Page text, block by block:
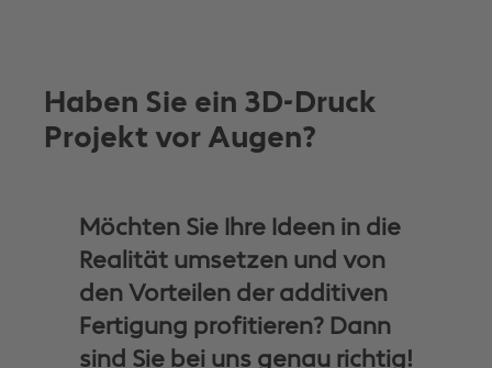
Haben Sie ein 3D-Druck
Projekt vor Augen?
Möchten Sie Ihre Ideen in die
Realität umsetzen und von
den Vorteilen der additiven
Fertigung profitieren? Dann
sind Sie bei uns genau richtig!